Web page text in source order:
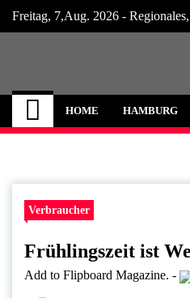
Skip
Freitag, 7,Aug. 2026 -
Hamburg
Neuigkeiten und
HOME HAMBURG
Verbraucher
Frühlingszeit ist
Add to Flipboard Magazine. -